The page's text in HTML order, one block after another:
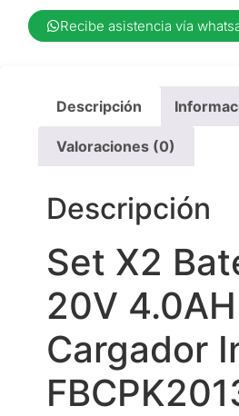
Recibe asistencia vía
Descripción
Valoraciones (0)
Descripción
Set X2
20V
Cargador